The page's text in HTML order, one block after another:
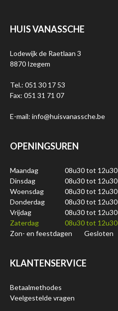
HUIS VANASSCHE
Lodewijk de Raetlaan 3
8870 Izegem
Tel.: 051 30 17 53
Fax: 051 31 71 07
E-mail: info@huisvanassche.be
OPENINGSUREN
Maandag 08u30 tot 12u30
Dinsdag
08u30 tot 12u30
Woensdag
08u30 tot 12u30
Donderdag
08u30 tot 12u30
Vrijdag
08u30 tot 12u30
Zaterdag
08u30 tot 12u30
Zon- en feestdagen
Gesloten
KLANTENSERVICE
Betaalmethodes
Veelgestelde vragen